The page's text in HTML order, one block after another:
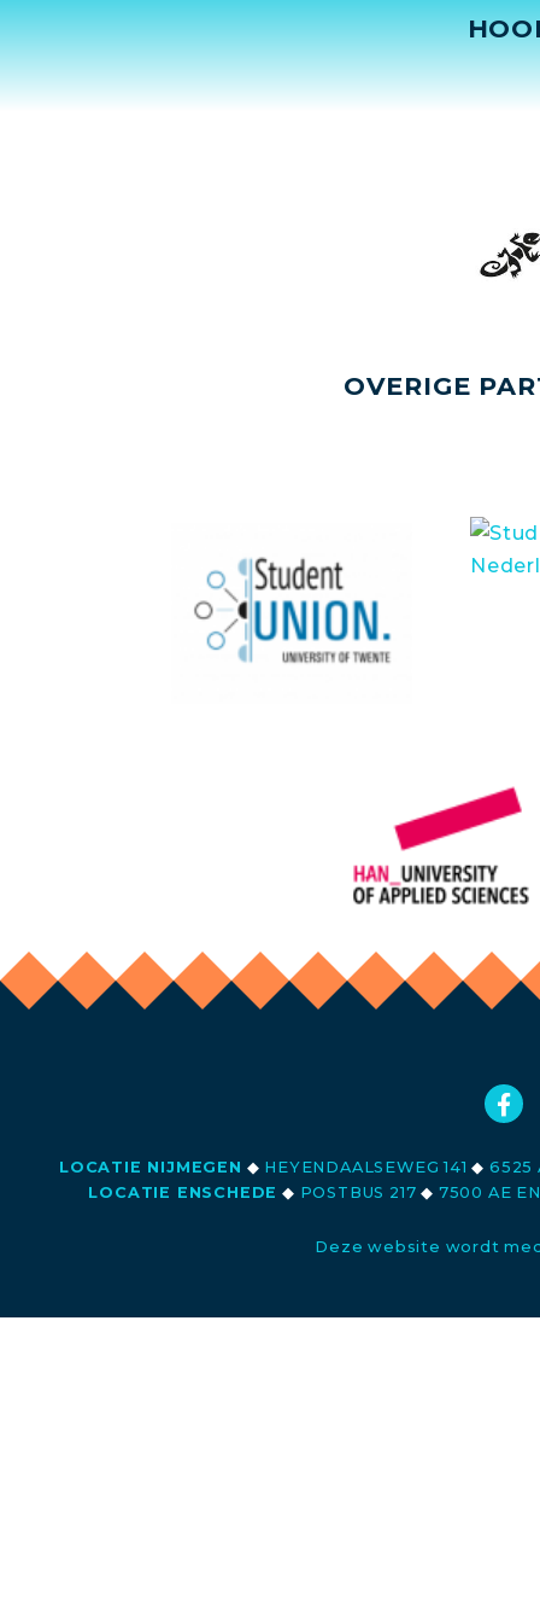
OVERIGE
LOCATIE NIJMEGEN ◆ HEYENDAALSEWEG 141◆ 6525
LOCATIE ENSCHEDE ◆ POSTBUS 217◆ 7500 AE
Deze website wordt